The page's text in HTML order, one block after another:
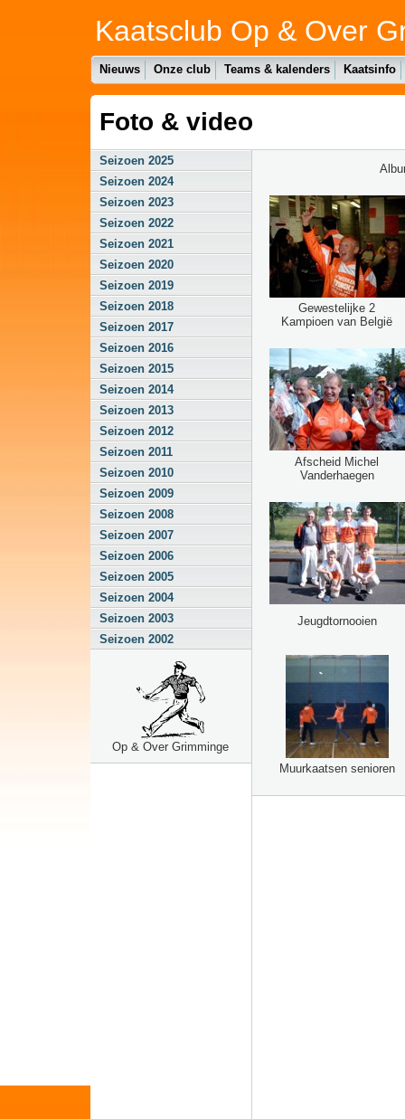
Kaatsclub Op & Over
Nieuws Onze club Teams & kalenders Kaatsinfo
Foto & video
Seizoen 2025
Seizoen 2024
Seizoen 2023
Seizoen 2022
Seizoen 2021
Seizoen 2020
Seizoen 2019
Seizoen 2018
Seizoen 2017
Seizoen 2016
Seizoen 2015
Seizoen 2014
Seizoen 2013
Seizoen 2012
Seizoen 2011
Seizoen 2010
Seizoen 2009
Seizoen 2008
Seizoen 2007
Seizoen 2006
Seizoen 2005
Seizoen 2004
Seizoen 2003
Seizoen 2002
Op & Over Grimminge
Gewestelijke 2
Kampioen van België
Afscheid Michel
Vanderhaegen
Jeugdtornooien
Muurkaatsen senioren